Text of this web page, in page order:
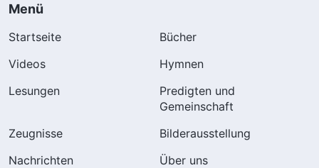
Menü
Startseite
Bücher
Videos
Hymnen
Lesungen
Predigten und
Gemeinschaft
Zeugnisse
Bilderausstellung
Nachrichten
Über uns